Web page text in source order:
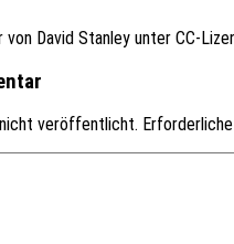
von David Stan­ley unter CC-
nicht veröffentlicht.